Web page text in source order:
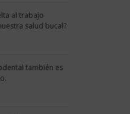
al trabajo
salud bucal?
también es